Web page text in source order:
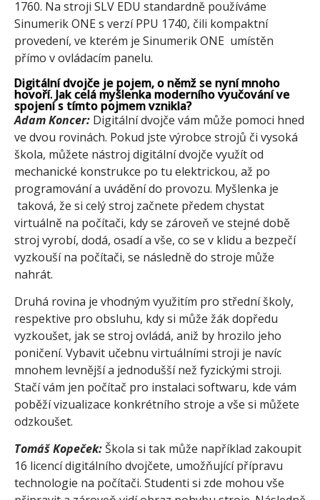
1760. Na stroji SLV EDU standardně používáme
Sinumerik ONE s verzí PPU 1740, čili kompaktní
provedení, ve kterém je Sinumerik ONE umístěn
přímo v ovládacím panelu.
Digitální dvojče je pojem, o němž se nyní mnoho
hovoří. Jak celá myšlenka moderního vyučování ve
spojení s tímto pojmem vznikla?
Adam Koncer: Digitální dvojče vám může pomoci hned
ve dvou rovinách. Pokud jste výrobce strojů či vysoká
škola, můžete nástroj digitální dvojče využít od
mechanické konstrukce po tu elektrickou, až po
programování a uvádění do provozu. Myšlenka je
taková, že si celý stroj začnete předem chystat
virtuálně na počítači, kdy se zároveň ve stejné době
stroj vyrobí, dodá, osadí a vše, co se v klidu a bezpečí
vyzkouší na počítači, se následně do stroje může
nahrát.
Druhá rovina je vhodným využitím pro střední školy,
respektive pro obsluhu, kdy si může žák dopředu
vyzkoušet, jak se stroj ovládá, aniž by hrozilo jeho
poničení. Vybavit učebnu virtuálními stroji je navíc
mnohem levnější a jednodušší než fyzickými stroji.
Stačí vám jen počítač pro instalaci softwaru, kde vám
poběží vizualizace konkrétního stroje a vše si můžete
odzkoušet.
Tomáš Kopeček:Škola si tak může například zakoupit
16 licencí digitálního dvojčete, umožňující přípravu
technologie na počítači. Studenti si zde mohou vše